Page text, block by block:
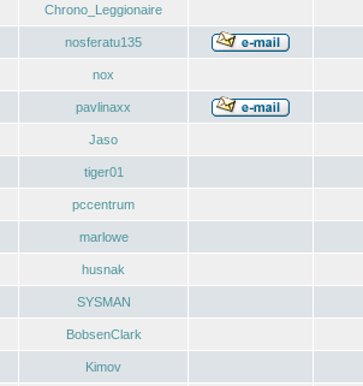
Chrono_Leggionaire
nosferatu135
nox
pavlinaxx
Jaso
tiger01
pccentrum
marlowe
husnak
SYSMAN
BobsenClark
Kimov